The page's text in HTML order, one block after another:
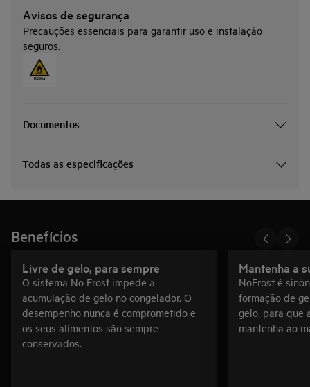
Avisos de segurança
Precauções essenciais para garantir uso e instalação
seguros.
Documentos
Todas as especificações
Benefícios
Livre de gelo, para sempre
O sistema No Frost impede a
acumulação de gelo no congelador. O
desempenho nunca é comprometido e
os seus alimentos são sempre
conservados.
Mantenha a
NoFrost é
formação de
gelo, para que
mantenha ao